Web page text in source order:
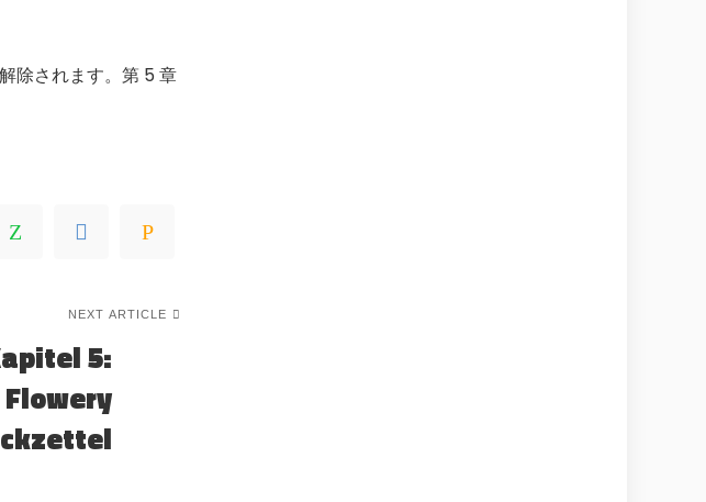
除されます。第 5 章
NEXT ARTICLE
5: